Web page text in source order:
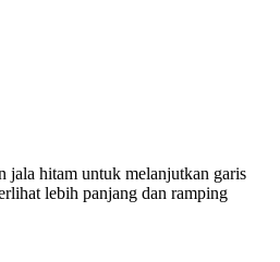
jala hitam untuk melanjutkan garis
lebih panjang dan ramping